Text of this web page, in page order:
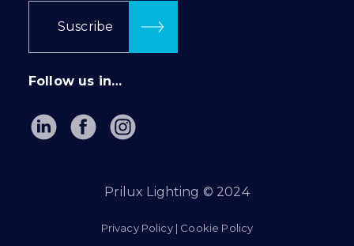
Suscribe
Follow us in…
Prilux Lighting © 2024
Privacy Policy| Cookie Policy